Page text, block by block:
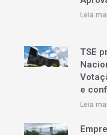
Leia
TSE
e
Leia